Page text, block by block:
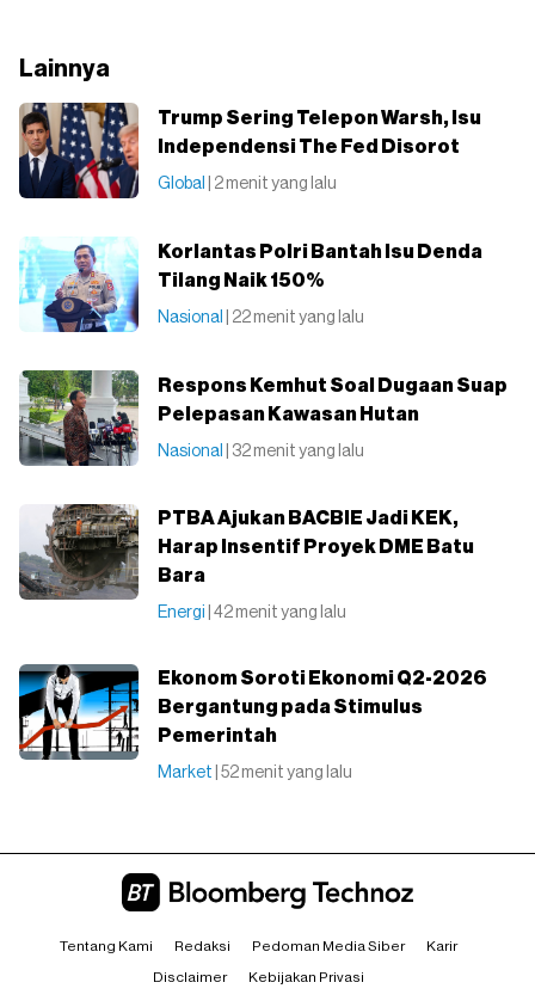
Lainnya
Trump Sering Telepon Warsh, Isu
Independensi The Fed Disorot
Global | 2 menit yang lalu
Korlantas Polri Bantah Isu Denda
Tilang Naik 150%
Nasional | 22 menit yang lalu
Respons Kemhut Soal Dugaan Suap
Pelepasan Kawasan Hutan
Nasional | 32 menit yang lalu
PTBA Ajukan BACBIE Jadi KEK,
Harap Insentif Proyek DME Batu
Bara
Energi | 42 menit yang lalu
Ekonom Soroti Ekonomi Q2-2026
Bergantung pada Stimulus
Pemerintah
Market | 52 menit yang lalu
Tentang Kami Redaksi Pedoman Media Siber Karir
Disclaimer Kebijakan Privasi